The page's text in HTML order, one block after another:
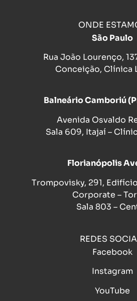
ONDE
São Paulo
Rua João Lourenço,
Conceição, Clínica
Balneário Camboriú
Avenida Osvaldo
Sala 609, Itajaí –
Florianópolis
Trompovisky, 291,
Corporate –
Sala 803 –
REDES
Facebook
Instagram
YouTube